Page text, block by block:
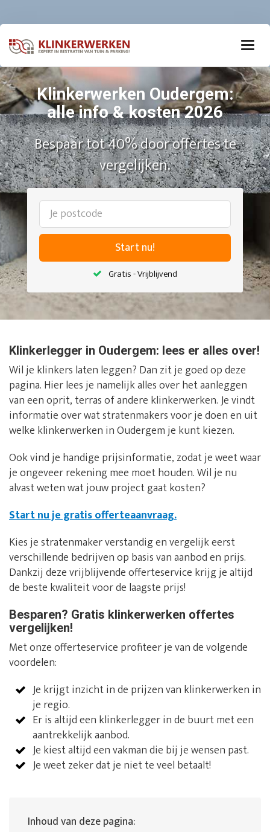
Klinkerwerken Oudergem:
alle info & kosten 2026
Bespaar tot 40% door offertes te
vergelijken.
Start nu!
Gratis - Vrijblijvend
Klinkerlegger in Oudergem: lees er alles over!
Wil je klinkers laten leggen? Dan zit je goed op deze
pagina. Hier lees je namelijk alles over het aanleggen
van een oprit, terras of andere klinkerwerken. Je vindt
informatie over wat stratenmakers voor je doen en uit
welke klinkerwerken in Oudergem je kunt kiezen.
Ook vind je handige prijsinformatie, zodat je weet waar
je ongeveer rekening mee moet houden. Wil je nu
alvast weten wat jouw project gaat kosten?
Start nu je gratis offerteaanvraag.
Kies je stratenmaker verstandig en vergelijk eerst
verschillende bedrijven op basis van aanbod en prijs.
Dankzij deze vrijblijvende offerteservice krijg je altijd
de beste kwaliteit voor de laagste prijs!
Besparen? Gratis klinkerwerken offertes
vergelijken!
Met onze offerteservice profiteer je van de volgende
voordelen:
Je krijgt inzicht in de prijzen van klinkerwerken in
je regio.
Er is altijd een klinkerlegger in de buurt met een
aantrekkelijk aanbod.
Je kiest altijd een vakman die bij je wensen past.
Je weet zeker dat je niet te veel betaalt!
Inhoud van deze pagina: